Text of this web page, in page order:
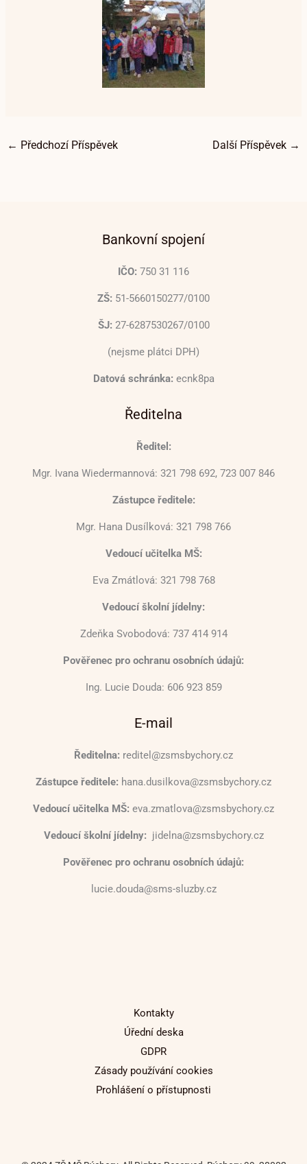
← Předchozí Příspěvek Další Příspěvek →
Bankovní spojení
IČO: 750 31 116
ZŠ: 51-5660150277/0100
ŠJ: 27-6287530267/0100
(nejsme plátci DPH)
Datová schránka: ecnk8pa
Ředitelna
Ředitel:
Mgr. Ivana Wiedermannová: 321 798 692, 723 007 846
Zástupce ředitele:
Mgr. Hana Dusílková: 321 798 766
Vedoucí učitelka MŠ:
Eva Zmátlová: 321 798 768
Vedoucí školní jídelny:
Zdeňka Svobodová: 737 414 914
Pověřenec pro ochranu osobních údajů:
Ing. Lucie Douda: 606 923 859
E-mail
Ředitelna: reditel@zsmsbychory.cz
Zástupce ředitele: hana.dusilkova@zsmsbychory.cz
Vedoucí učitelka MŠ: eva.zmatlova@zsmsbychory.cz
Vedoucí školní jídelny: jidelna@zsmsbychory.cz
Pověřenec pro ochranu osobních údajů:
lucie.douda@sms-sluzby.cz
Kontakty
Úřední deska
GDPR
Zásady používání cookies
Prohlášení o přístupnosti